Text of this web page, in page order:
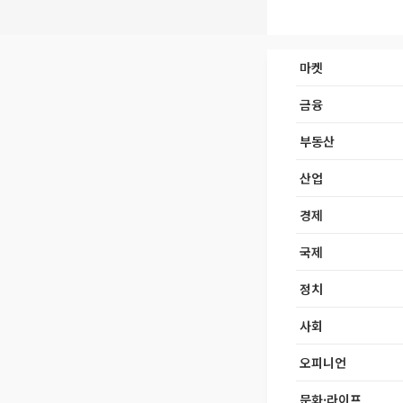
마켓
금융
부동산
산업
경제
국제
정치
사회
오피니언
문화·라이프